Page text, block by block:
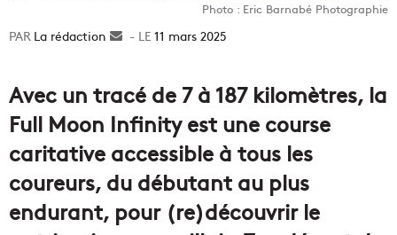
Photo : Eric Barnabé Photographie
La rédaction
Envoyer11 mars 2025
Avec un tracé de 7 à 187 kilomètres, la
Full Moon Infinity est une course
caritative accessible à tous les
coureurs, du débutant au plus
endurant, pour (re)découvrir le